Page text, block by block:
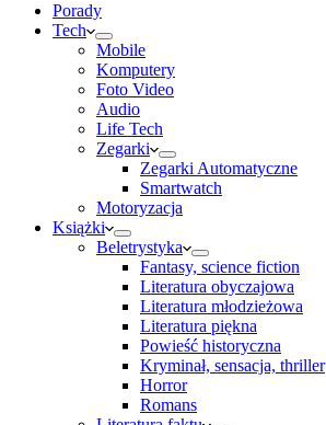
Porady
Tech
Mobile
Komputery
Foto Video
Audio
Life Tech
Zegarki
Zegarki Automatyczne
Smartwatch
Motoryzacja
Książki
Beletrystyka
Fantasy, science fiction
Literatura obyczajowa
Literatura młodzieżowa
Literatura piękna
Powieść historyczna
Kryminał, sensacja, thriller
Horror
Romans